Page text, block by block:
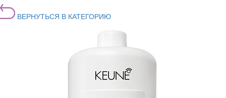
ВЕРНУТЬСЯ В КАТЕГОРИЮ